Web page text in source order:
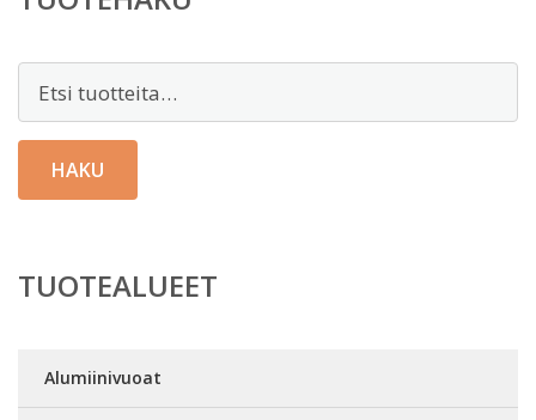
HAKU
TUOTEALUEET
Alumiinivuoat